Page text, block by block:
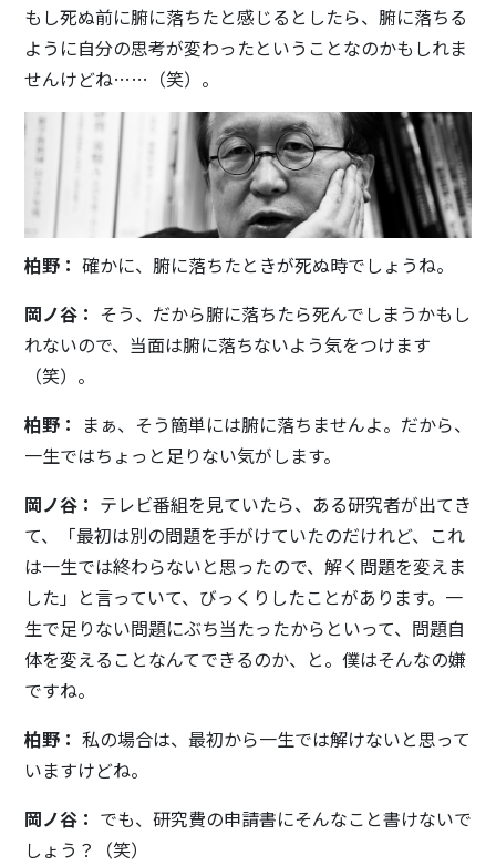
もし死ぬ前に腑に落ちたと感じるとしたら、腑に落ちる
ように自分の思考が変わったということなのかもしれま
せんけどね……（笑）。
柏野： 確かに、腑に落ちたときが死ぬ時でしょうね。
岡ノ谷： そう、だから腑に落ちたら死んでしまうかもし
れないので、当面は腑に落ちないよう気をつけます
（笑）。
柏野： まぁ、そう簡単には腑に落ちませんよ。だから、
一生ではちょっと足りない気がします。
岡ノ谷： テレビ番組を見ていたら、ある研究者が出てき
て、「最初は別の問題を手がけていたのだけれど、これ
は一生では終わらないと思ったので、解く問題を変えま
した」と言っていて、びっくりしたことがあります。一
生で足りない問題にぶち当たったからといって、問題自
体を変えることなんてできるのか、と。僕はそんなの嫌
ですね。
柏野： 私の場合は、最初から一生では解けないと思って
いますけどね。
岡ノ谷： でも、研究費の申請書にそんなこと書けないで
しょう？（笑）